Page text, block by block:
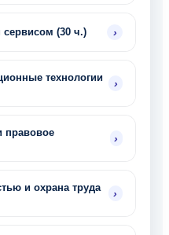
сервисом (30 ч.) ›
технологии
›
правовое
›
и охрана труда
›